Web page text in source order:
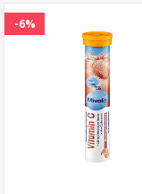
-6%